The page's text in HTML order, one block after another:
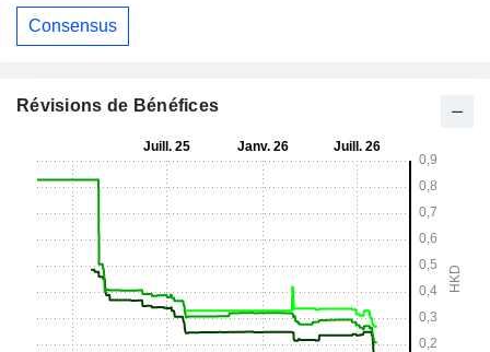
Consensus
Révisions de Bénéfices